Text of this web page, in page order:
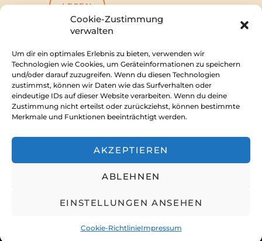
Cookie-Zustimmung
verwalten
Um dir ein optimales Erlebnis zu bieten, verwenden wir
Technologien wie Cookies, um Geräteinformationen zu speichern
und/oder darauf zuzugreifen. Wenn du diesen Technologien
zustimmst, können wir Daten wie das Surfverhalten oder
eindeutige IDs auf dieser Website verarbeiten. Wenn du deine
Zustimmung nicht erteilst oder zurückziehst, können bestimmte
Merkmale und Funktionen beeinträchtigt werden.
AKZEPTIEREN
ABLEHNEN
EINSTELLUNGEN ANSEHEN
Cookie-RichtlinieImpressum
LESEN
Impressum
Discord
Facebook
Rabenschwinge e.V.
reserved.